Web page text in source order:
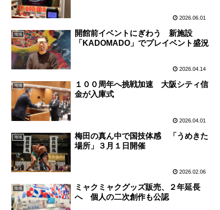
2026.06.01
地域
開館前イベントにぎわう 新施設
「KADOMADO」でプレイベント盛況
2026.04.14
地域
１００周年へ挑戦加速 大阪シティ信
金が入庫式
2026.04.01
地域
梅田の真ん中で国技体感 「うめきた
場所」３月１日開催
2026.02.06
地域
ミャクミャクグッズ販売、２年延長
へ 個人の二次創作も公認